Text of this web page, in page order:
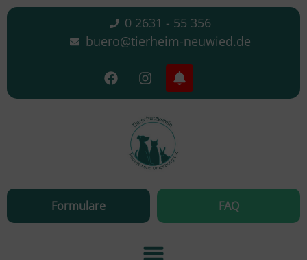
0 2631 - 55 356
buero@tierheim-neuwied.de
Formulare FAQ